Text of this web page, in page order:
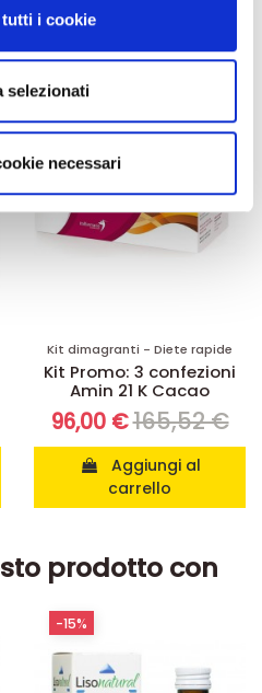
contenuti ed
Condividiamo inoltre
utilizza il nostro sito con i
di analisi dei dati web,
potrebbero combinarle
fornito loro o che hanno
i cookie
selezionati
necessari
Kit dimagranti - Diete rapide
Kit Promo: 3 confezioni
Amin 21 K Cacao
96,00 €165,52 €
carrello
-42%
prodotto con
-15%